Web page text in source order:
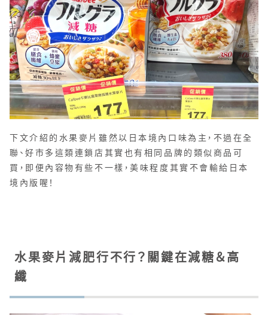
下文介紹的水果麥片雖然以日本境內口味為主，不過在全
聯、好市多這類連鎖店其實也有相同品牌的類似商品可
買，即便內容物有些不一樣，美味程度其實不會輸給日本
境內版喔！
水果麥片減肥行不行？關鍵在減糖＆高
纖